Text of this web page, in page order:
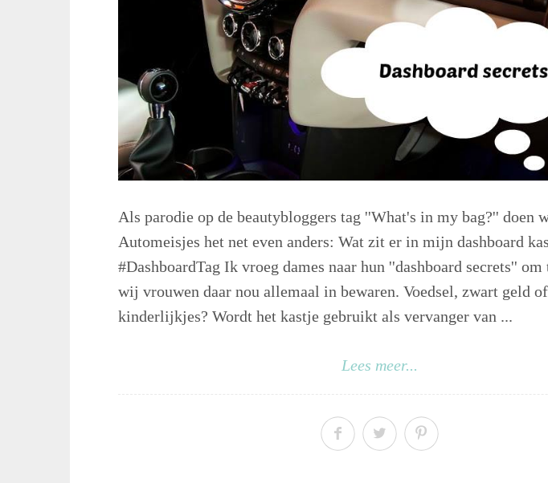
Als parodie op de beautybloggers tag ''What's in my bag?'' doen
Automeisjes het net even anders: Wat zit er in mijn dashboard
#DashboardTag Ik vroeg dames naar hun ''dashboard secrets''
wij vrouwen daar nou allemaal in bewaren. Voedsel, zwart geld of
kinderlijkjes? Wordt het kastje gebruikt als vervanger van ...
Lees meer...